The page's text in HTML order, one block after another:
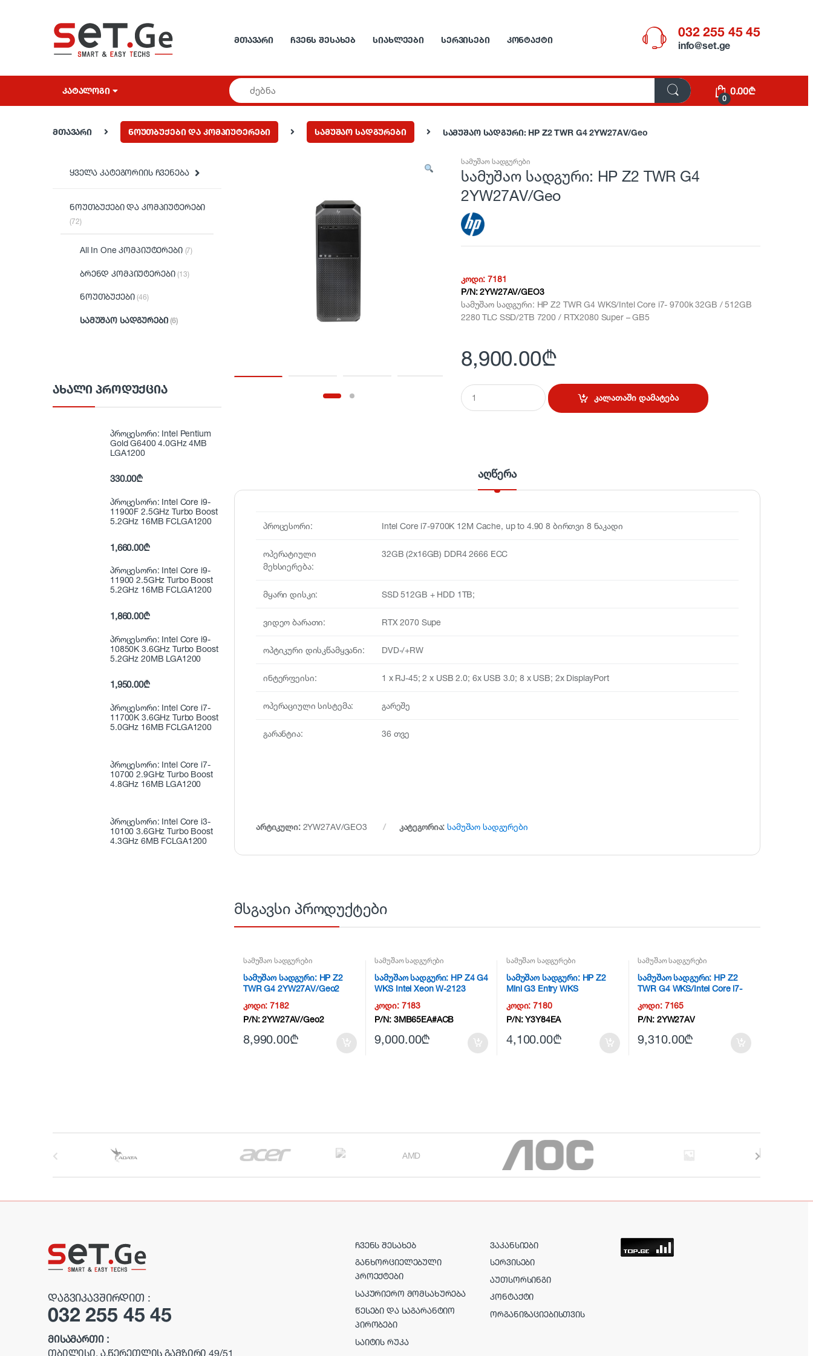
ᲛᲗᲐᲕᲐᲠᲘ ᲩᲕᲔᲜᲡ ᲨᲔᲡᲐᲮᲔᲑ ᲡᲘᲐᲮᲚᲔᲔᲑᲘ ᲡᲔᲠᲕᲘᲡᲔᲑᲘ ᲙᲝᲜᲢᲐᲥᲢᲘ
032 255 45 45
info@set.ge
ᲙᲐᲢᲐᲚᲝᲒᲘ
0
0.00₾
მთავარი ნოუთბუქები და კომპიუტერები სამუშაო სადგურები სამუშაო სადგური: HP Z2 TWR G4 2YW27AV/Geo
სამუშაო სადგურები
სამუშაო სადგური: HP Z2 TWR G4
2YW27AV/Geo
კოდი:7181
P/N:2YW27AV/GEO3
სამუშაო სადგური: HP Z2 TWR G4 WKS/Intel Core i7- 9700k 32GB / 512GB
2280 TLC SSD/2TB 7200 / RTX2080 Super – GB5
8,900.00₾
Q
u
კალათაში დამატება
აღწერა
პროცესორი: Intel Core i7-9700K 12M Cache, up to 4.90 8 ბირთვი 8 ნაკადი
ოპერატიული
მეხსიერება:
32GB (2x16GB) DDR4 2666 ECC
მყარი დისკი: SSD 512GB + HDD 1TB;
ვიდეო ბარათი: RTX 2070 Supe
ოპტიკური დისკწამყვანი: DVD-/+RW
ინტერფეისი: 1 x RJ-45; 2 x USB 2.0; 6x USB 3.0; 8 x USB; 2x DisplayPort
ოპერაციული სისტემა: გარეშე
გარანტია: 36 თვე
არტიკული: 2YW27AV/GEO3 კატეგორია:სამუშაო სადგურები
მსგავსი პროდუქტები
სამუშაო სადგურები
სამუშაო სადგური: HP Z2
TWR G4 2YW27AV/Geo2
კოდი:7182
P/N:2YW27AV/Geo2
8,990.00₾
სამუშაო სადგურები
სამუშაო სადგური: HP Z4 G4
WKS Intel Xeon W-2123
კოდი: 7183
P/N: 3MB65EA#ACB
9,000.00₾
სამუშაო სადგურები
სამუშაო სადგური: HP Z2
Mini G3 Entry WKS
კოდი:7180
P/N:Y3Y84EA
4,100.00₾
სამუშაო სადგურები
სამუშაო სადგური: HP Z2
TWR G4 WKS/Intel Core i7-
TLC SSD/2TB 7200 /
RTX2080 Super – NG5
კოდი: 7165
P/N: 2YW27AV
9,310.00₾
ყველა კატეგორიის ჩვენება
ნოუთბუქები და კომპიუტერები
(72)
All In One კომპიუტერები (7)
ბრენდ კომპიუტერები(13)
ნოუთბუქები(46)
სამუშაო სადგურები(6)
ᲐᲮᲐᲚᲘ ᲞᲠᲝᲓᲣᲥᲪᲘᲐ
პროცესორი: Intel Pentium
Gold G6400 4.0GHz 4MB
LGA1200
330.00₾
პროცესორი: Intel Core i9-
11900F 2.5GHz Turbo Boost
5.2GHz 16MB FCLGA1200
1,660.00₾
პროცესორი: Intel Core i9-
11900 2.5GHz Turbo Boost
5.2GHz 16MB FCLGA1200
1,860.00₾
პროცესორი: Intel Core i9-
10850K 3.6GHz Turbo Boost
5.2GHz 20MB LGA1200
1,950.00₾
პროცესორი: Intel Core i7-
11700K 3.6GHz Turbo Boost
5.0GHz 16MB FCLGA1200
პროცესორი: Intel Core i7-
10700 2.9GHz Turbo Boost
4.8GHz 16MB LGA1200
პროცესორი: Intel Core i3-
10100 3.6GHz Turbo Boost
4.3GHz 6MB FCLGA1200
ᲓᲐᲒᲕᲘᲙᲐᲕᲨᲘᲠᲓᲘᲗ :
032 255 45 45
ᲛᲘᲡᲐᲛᲐᲠᲗᲘ :
ᲗᲑᲘᲚᲘᲡᲘ, Ა.ᲬᲔᲠᲔᲗᲚᲘᲡ ᲒᲐᲛᲖᲘᲠᲘ 49/51
ᲩᲕᲔᲜᲡ ᲨᲔᲡᲐᲮᲔᲑ
ᲒᲐᲜᲮᲝᲠᲪᲘᲔᲚᲔᲑᲣᲚᲘ
ᲞᲠᲝᲔᲥᲢᲔᲑᲘ
ᲡᲐᲙᲣᲠᲘᲔᲠᲝ ᲛᲝᲛᲡᲐᲮᲣᲠᲔᲑᲐ
ᲬᲔᲡᲔᲑᲘ ᲓᲐ ᲡᲐᲒᲐᲠᲐᲜᲢᲘᲝ
ᲞᲘᲠᲝᲑᲔᲑᲘ
ᲡᲐᲘᲢᲘᲡ ᲠᲣᲙᲐ
ᲕᲐᲙᲐᲜᲡᲘᲔᲑᲘ
ᲡᲔᲠᲕᲘᲡᲔᲑᲘ
ᲐᲣᲗᲡᲝᲠᲡᲘᲜᲒᲘ
ᲙᲝᲜᲢᲐᲥᲢᲘ
ᲝᲠᲒᲐᲜᲘᲖᲐᲪᲘᲔᲑᲘᲡᲗᲕᲘᲡ